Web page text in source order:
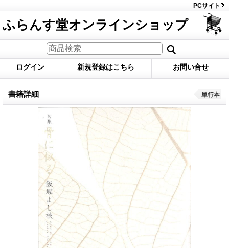
PCサイト
ふらんす堂オンラインショップ
ログイン 新規登録はこちら お問い合せ
書籍詳細 単行本